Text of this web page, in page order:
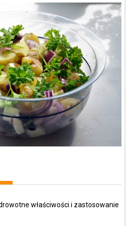
właściwości i zastosowanie